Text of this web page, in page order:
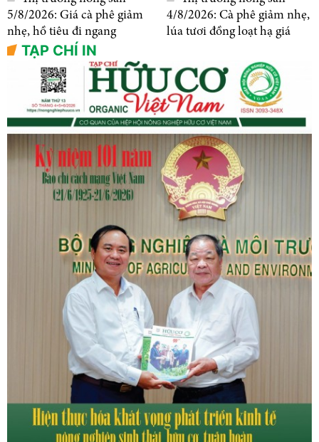
5/8/2026: Giá cà phê giảm
nhẹ, hồ tiêu đi ngang
4/8/2026: Cà phê giảm nhẹ,
lúa tươi đồng loạt hạ giá
TẠP CHÍ IN